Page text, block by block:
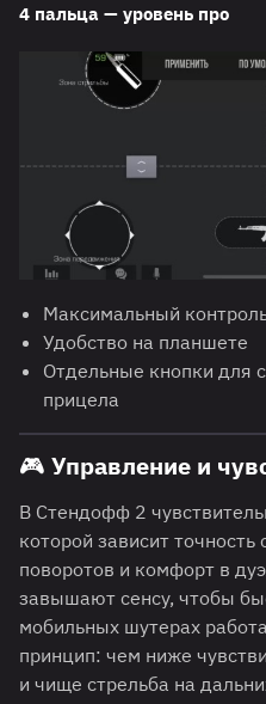
4 пальца — уровень про
Максимальный
Удобство на планшете
Отдельные кнопки для
прицела
🎮 Управление и
В Стендофф 2
которой зависит точность
поворотов и комфорт в
завышают сенсу, чтобы
мобильных шутерах
принцип: чем ниже
и чище стрельба на